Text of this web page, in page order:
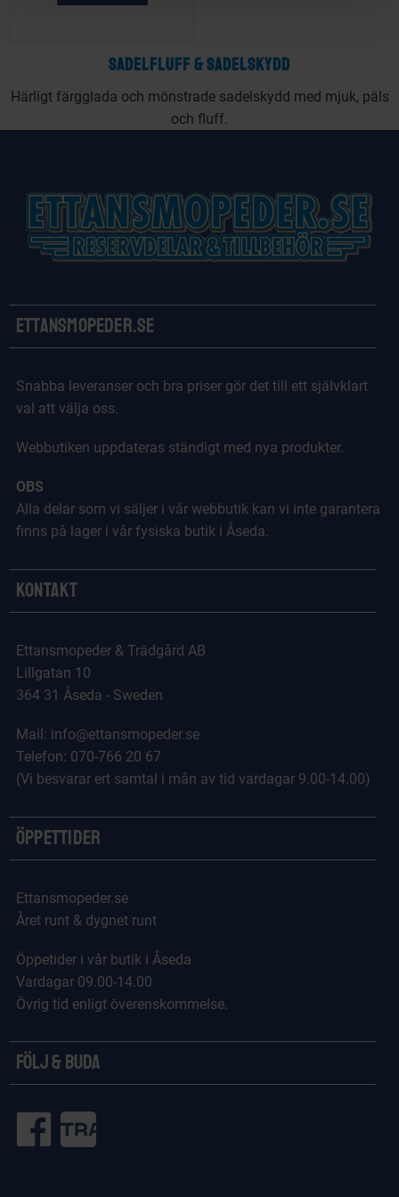
SADELFLUFF & SADELSKYDD
Härligt färgglada och mönstrade sadelskydd med mjuk, päls
och fluff.
Ettansmopeder.se
Snabba leveranser och bra priser gör det till ett självklart
val att välja oss.
Webbutiken uppdateras ständigt med nya produkter.
OBS
Alla delar som vi säljer i vår webbutik kan vi inte garantera
finns på lager i vår fysiska butik i Åseda.
Kontakt
Ettansmopeder & Trädgård AB
Lillgatan 10
364 31 Åseda - Sweden
Mail: info@ettansmopeder.se
Telefon: 070-766 20 67
(Vi besvarar ert samtal i mån av tid vardagar 9.00-14.00)
Öppettider
Ettansmopeder.se
Året runt & dygnet runt
Öppetider i vår butik i Åseda
Vardagar 09.00-14.00
Övrig tid enligt överenskommelse.
Följ & Buda